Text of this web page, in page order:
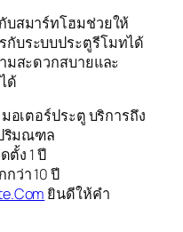
บสมาร์ทโฮมช่วยให้
บระบบประตูรีโมทได้
มสะดวกสบายและ
ด้
อเตอร์ประตู บริการถึง
ริมณฑล
ตั้ง 1 ปี
ว่า 10 ปี
ยินดีให้คำ